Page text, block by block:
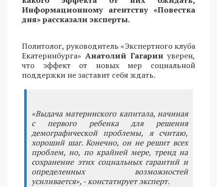
Информационному агентству «Повестка
дня» рассказали эксперты.
Политолог, руководитель «Экспертного клуба
Екатеринбурга» Анатолий Гагарин уверен,
что эффект от новых мер социальной
поддержки не заставит себя ждать.
«Выдача материнского капитала, начиная
с первого ребенка для решения
демографической проблемы, я считаю,
хороший шаг. Конечно, он не решит всех
проблем, но, по крайней мере, тренд на
сохранение этих социальных гарантий и
определенных возможностей
усиливается», - констатирует эксперт.